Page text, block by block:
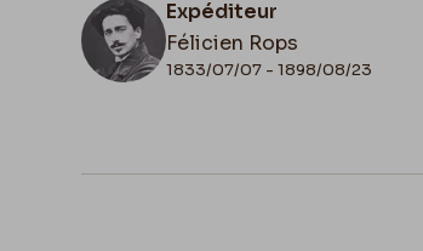
Expéditeur
Félicien Rops
1833/07/07 - 1898/08/23